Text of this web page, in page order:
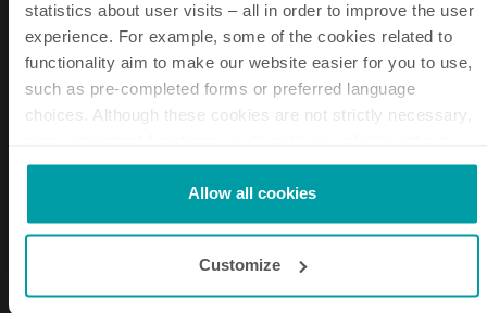
statistics about user visits – all in order to improve the user
experience. For example, some of the cookies related to
functionality aim to make our website easier for you to use,
such as pre-completed forms or preferred language
choices. Although these cookies are not strictly necessary,
them.
Kamstrup makes use of third-party cookies. A third-party
cookie is installed by someone other than us, such as other
You can at any time change or withdraw your consent from
Allow all cookies
Customize